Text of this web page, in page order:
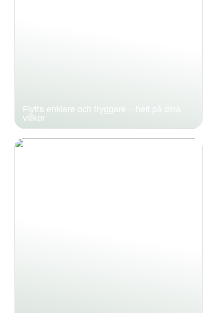
Flytta enklare och tryggare – helt på dina
villkor